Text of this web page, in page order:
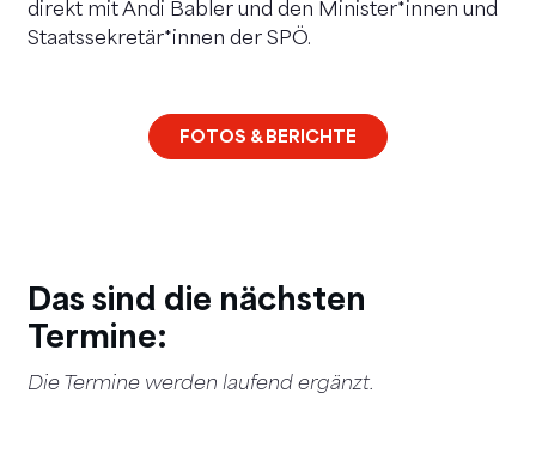
direkt mit Andi Babler und den Minister*innen und
Staatssekretär*innen der SPÖ.
FOTOS & BERICHTE
Das sind die nächsten
Termine:
Die Termine werden laufend ergänzt.